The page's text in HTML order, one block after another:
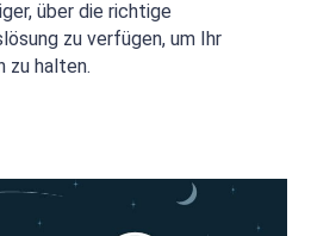
über die richtige
zu verfügen, um Ihr
zu halten.